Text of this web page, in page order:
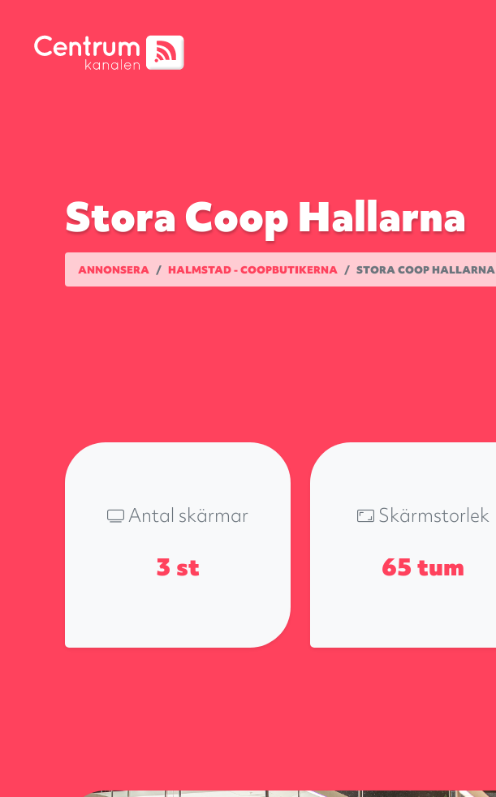
Stora Coop Hallarna
ANNONSERA HALMSTAD - COOPBUTIKERNA STORA COOP HALLARNA
Antal skärmar
3 st
Skärmstorlek
65 tum